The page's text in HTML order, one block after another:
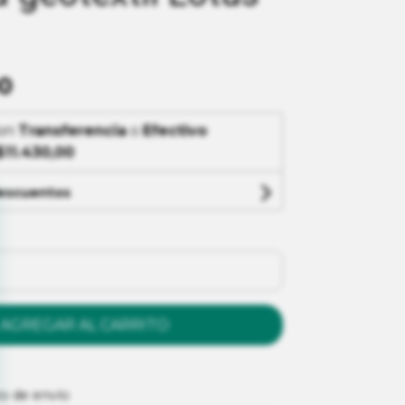
TransferenciaoEfectivo
AGREGAR AL CARRITO
de envío